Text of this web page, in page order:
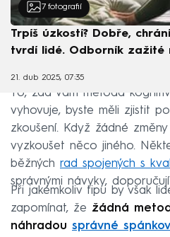
7 fotografií
Trpíš úzkostí? Dobře,
tvrdí lidé. Odborník zažité
21. dub 2025, 07:35
To, zda vám metoda
vyhovuje, byste měli zjistit
zkoušení. Když žádné
vyzkoušet něco jiného.
běžných rad spojených s
správnými návyky, doporučují
Při jakémkoliv tipu by však
zapomínat, že žádná
náhradou správné